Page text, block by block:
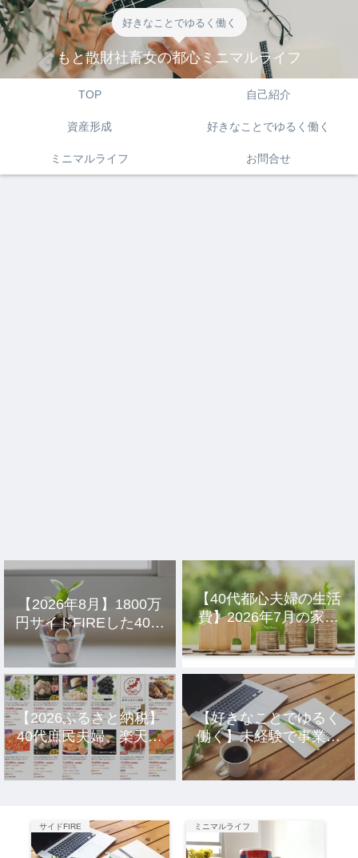
好きなことでゆるく働く
もと散財社畜女の都心ミニマルライフ
TOP 自己紹介
資産形成 好きなことでゆるく働く
ミニマルライフ お問合せ
【2026年8月】1800万
円サイドFIREした40代
主婦の投資結果公開
【40代都心夫婦の生活
費】2026年7月の家計
簿公開
【2026ふるさと納税】
40代庶民夫婦、楽天市
場のおすすめ返礼品10
選。
【好きなことでゆるく
働く】未経験で事業を
立ち上げ10年、元社畜
アラサー女の話。
サイドFIRE ミニマルライフ